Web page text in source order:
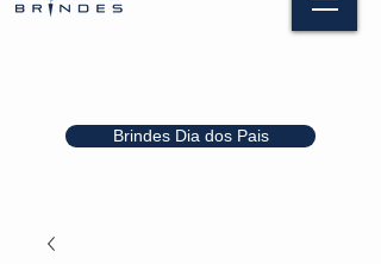
Brindes Dia dos Pais